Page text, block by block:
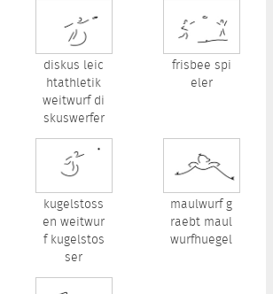
diskus leic
htathletik
weitwurf di
skuswerfer
frisbee spi
eler
kugelstoss
en weitwur
f kugelstos
ser
maulwurf g
raebt maul
wurfhuegel